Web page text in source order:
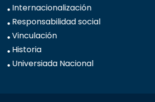
Internacionalización
Responsabilidad social
Vinculación
Historia
Universiada Nacional